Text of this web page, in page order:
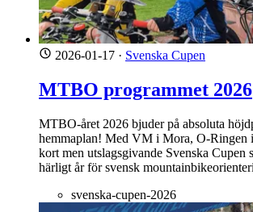
2026-01-17 · Svenska Cupen
MTBO programmet 2026
MTBO-året 2026 bjuder på absoluta
hemmaplan! Med VM i Mora, O-Ringen
kort men utslagsgivande Svenska Cupen
härligt år för svensk
svenska-cupen-2026